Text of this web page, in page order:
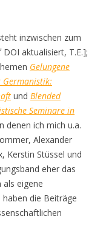
inzwischen zum
aktualisiert, T.E.];
Gelungene
und Blended
Seminare in
denen ich mich u.a.
Alexander
Kerstin Stüssel und
eher das
als eigene
die Beiträge